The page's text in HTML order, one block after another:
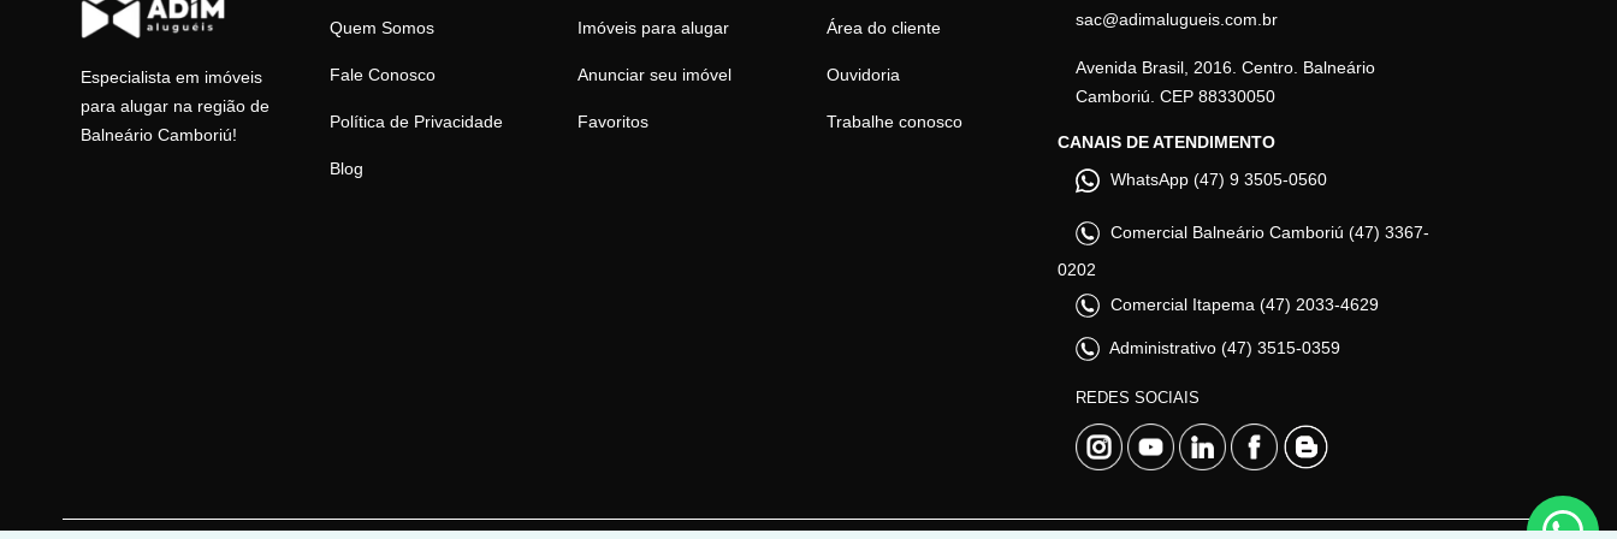
Especialista em imóveis
para alugar na região de
Balneário Camboriú!
Quem Somos
Fale Conosco
Política de Privacidade
Blog
Imóveis para alugar
Anunciar seu imóvel
Favoritos
Área do cliente
Ouvidoria
Trabalhe conosco
sac@adimalugueis.com.br
Avenida Brasil, 2016. Centro. Balneário
Camboriú. CEP 88330050
CANAIS DE ATENDIMENTO
WhatsApp (47) 9 3505-0560
Comercial Balneário Camboriú (47) 3367-
0202
Comercial Itapema (47) 2033-4629
Administrativo (47) 3515-0359
REDES SOCIAIS